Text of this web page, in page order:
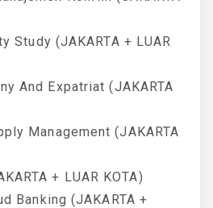
Study (JAKARTA + LUAR
And Expatriat (JAKARTA
Management (JAKARTA
+ LUAR KOTA)
Banking (JAKARTA +